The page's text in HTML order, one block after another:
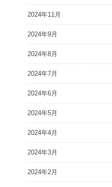
2024年11月
2024年9月
2024年8月
2024年7月
2024年6月
2024年5月
2024年4月
2024年3月
2024年2月